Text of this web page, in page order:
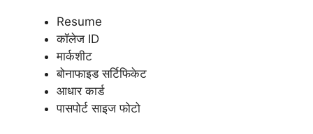
Resume
कॉलेज ID
मार्कशीट
बोनाफाइड सर्टिफिकेट
आधार कार्ड
पासपोर्ट साइज फोटो